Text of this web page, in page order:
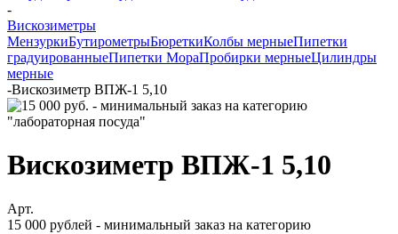
-
Вискозиметры
МензуркиБутирометрыБюреткиКолбы мерныеПипетки
градуированныеПипетки МораПробирки мерныеЦилиндры
мерные
-Вискозиметр ВПЖ-1 5,10
Вискозиметр ВПЖ-1 5,10
Арт.
15 000 рублей - минимальный заказ на категорию